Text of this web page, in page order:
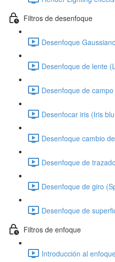
Filtros de desenfoque
Desenfoque
Desenfoque de lente
Desenfoque de
Desenfocar iris (Iris
Desenfoque cambio
Desenfoque de
Desenfoque de giro
Desenfoque de
Filtros de enfoque
Introducción al